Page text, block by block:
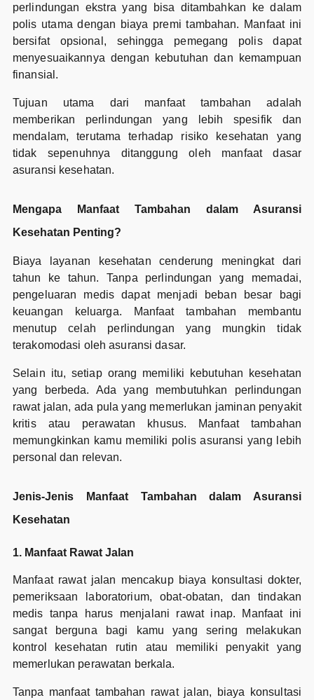
perlindungan ekstra yang bisa ditambahkan ke dalam
polis utama dengan biaya premi tambahan. Manfaat ini
bersifat opsional, sehingga pemegang polis dapat
menyesuaikannya dengan kebutuhan dan kemampuan
finansial.
Tujuan utama dari manfaat tambahan adalah
memberikan perlindungan yang lebih spesifik dan
mendalam, terutama terhadap risiko kesehatan yang
tidak sepenuhnya ditanggung oleh manfaat dasar
asuransi kesehatan.
Mengapa Manfaat Tambahan dalam Asuransi
Kesehatan Penting?
Biaya layanan kesehatan cenderung meningkat dari
tahun ke tahun. Tanpa perlindungan yang memadai,
pengeluaran medis dapat menjadi beban besar bagi
keuangan keluarga. Manfaat tambahan membantu
menutup celah perlindungan yang mungkin tidak
terakomodasi oleh asuransi dasar.
Selain itu, setiap orang memiliki kebutuhan kesehatan
yang berbeda. Ada yang membutuhkan perlindungan
rawat jalan, ada pula yang memerlukan jaminan penyakit
kritis atau perawatan khusus. Manfaat tambahan
memungkinkan kamu memiliki polis asuransi yang lebih
personal dan relevan.
Jenis-Jenis Manfaat Tambahan dalam Asuransi
Kesehatan
1. Manfaat Rawat Jalan
Manfaat rawat jalan mencakup biaya konsultasi dokter,
pemeriksaan laboratorium, obat-obatan, dan tindakan
medis tanpa harus menjalani rawat inap. Manfaat ini
sangat berguna bagi kamu yang sering melakukan
kontrol kesehatan rutin atau memiliki penyakit yang
memerlukan perawatan berkala.
Tanpa manfaat tambahan rawat jalan, biaya konsultasi